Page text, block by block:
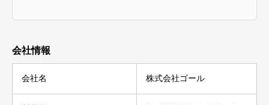
会社情報
会社名 株式会社ゴール